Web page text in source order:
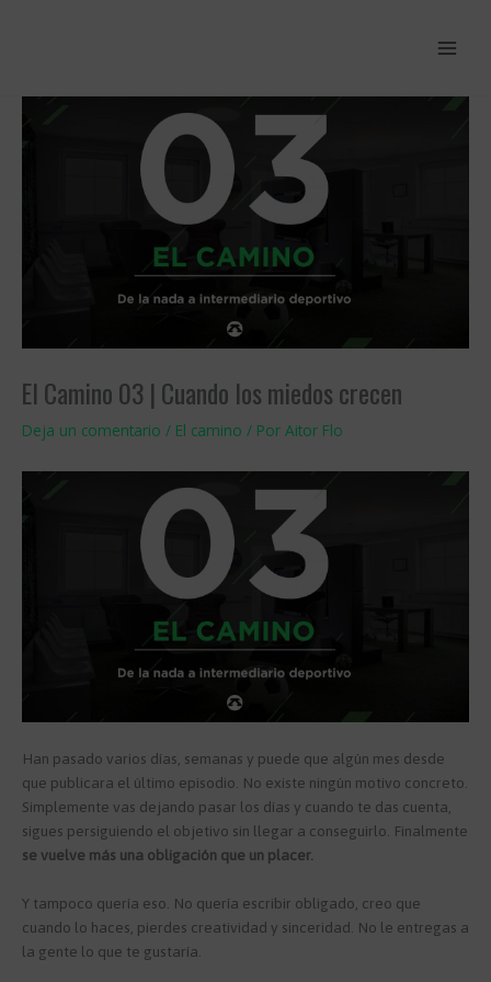
El Camino 03 | Cuando los miedos crecen
Deja un comentario / El camino / Por Aitor Flo
Han pasado varios días, semanas y puede que algún mes desde
que publicara el último episodio. No existe ningún motivo concreto.
Simplemente vas dejando pasar los días y cuando te das cuenta,
sigues persiguiendo el objetivo sin llegar a conseguirlo. Finalmente
se vuelve más una obligación que un placer.
Y tampoco quería eso. No quería escribir obligado, creo que
cuando lo haces, pierdes creatividad y sinceridad. No le entregas a
la gente lo que te gustaría.